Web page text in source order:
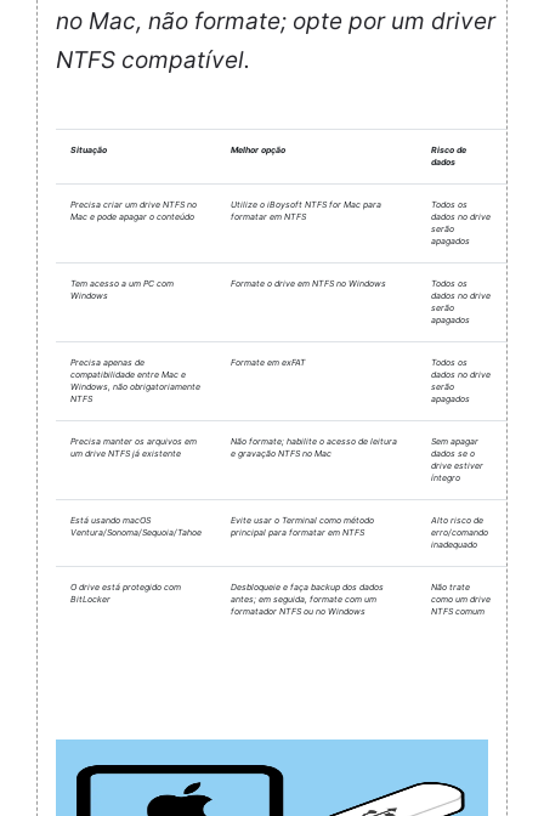
no Mac, não formate; opte por um driver
NTFS compatível.
Situação Melhor opção
Risco de
dados
Precisa criar um drive NTFS no
Mac e pode apagar o conteúdo
Utilize o iBoysoft NTFS for Mac para
formatar em NTFS
Todos os
dados no drive
serão
apagados
Tem acesso a um PC com
Windows
Formate o drive em NTFS no Windows
Todos os
dados no drive
serão
apagados
Precisa apenas de
compatibilidade entre Mac e
Windows, não obrigatoriamente
NTFS
Formate em exFAT
Todos os
dados no drive
serão
apagados
Precisa manter os arquivos em
um drive NTFS já existente
Não formate; habilite o acesso de leitura
e gravação NTFS no Mac
Sem apagar
dados se o
drive estiver
íntegro
Está usando macOS
Ventura/Sonoma/Sequoia/Tahoe
Evite usar o Terminal como método
principal para formatar em NTFS
Alto risco de
erro/comando
inadequado
O drive está protegido com
BitLocker
Desbloqueie e faça backup dos dados
antes; em seguida, formate com um
formatador NTFS ou no Windows
Não trate
como um drive
NTFS comum